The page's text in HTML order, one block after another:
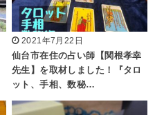
2021年7月22日
仙台市在住の占い師【関根孝幸
先生】を取材しました！『タロ
ット、手相、数秘…